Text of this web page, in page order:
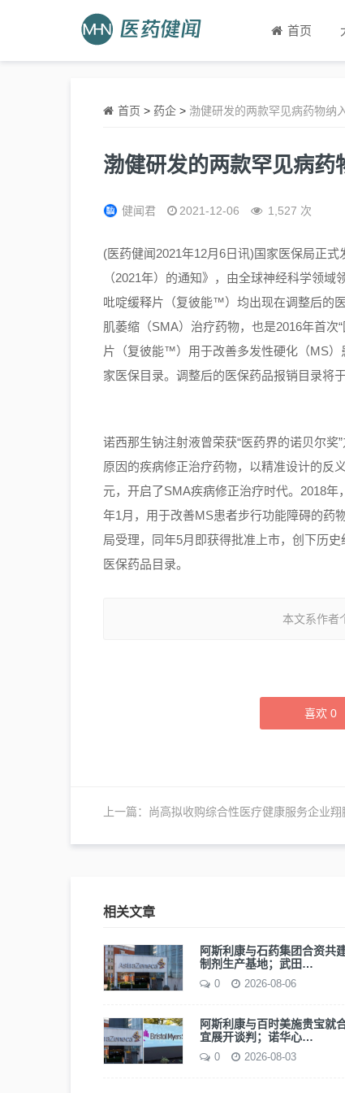
首页
首页 > 药企 > 渤健研发的两款罕见病药物纳
渤健研发的两款罕见病药
健闻君 2021-12-06 1,527 次
(医药健闻2021年12月6日讯)国家医保局正
（2021年）的通知》， 由全球神经科学领域
吡啶缓释片（复彼能™）均出现在调整后的
肌萎缩（SMA）治疗药物，也是2016年首次“
片（复彼能™） 用于改善多发性硬化（MS）
家医保目录。 调整后的医保药品报销目录将
诺西那生钠注射液曾荣获“医药界的诺贝尔
原因的疾病修正治疗药物，以精准设计的反
元，开启了SMA疾病修正治疗时代。 2018年
年1月，用于改善MS患者步行功能障碍的药
局受理，同年5月即获得批准上市，创下历史
医保药品目录。
本文系作者
喜欢 0
上一篇： 尚高拟收购综合性医疗健康服务企业翔鹏佑康控
相关文章
阿斯利康与石药集团合资共
制剂生产基地；武田…
0 2026-08-06
阿斯利康与百时美施贵宝就
宜展开谈判；诺华心…
0 2026-08-03